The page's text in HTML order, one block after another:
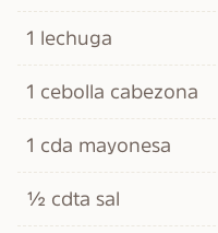
1 lechuga
1 cebolla cabezona
1 cda mayonesa
½ cdta sal